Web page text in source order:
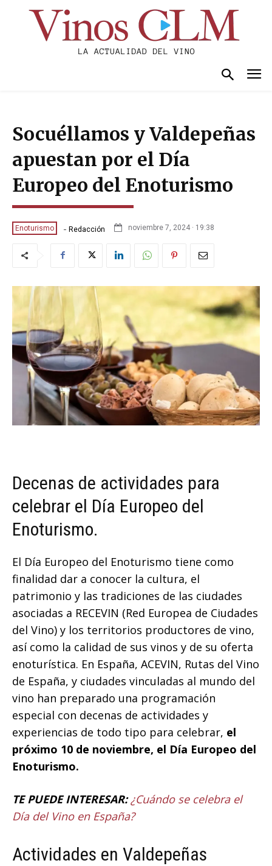
Socuéllamos y Valdepeñas
apuestan por el Día
Europeo del Enoturismo
Enoturismo - Redacción noviembre 7, 2024 · 19:38
Decenas de actividades para
celebrar el Día Europeo del
Enoturismo.
El Día Europeo del Enoturismo tiene como
finalidad dar a conocer la cultura, el
patrimonio y las tradiciones de las ciudades
asociadas a RECEVIN (Red Europea de Ciudades
del Vino) y los territorios productores de vino,
así como la calidad de sus vinos y de su oferta
enoturística. En España, ACEVIN, Rutas del Vino
de España, y ciudades vinculadas al mundo del
vino han preparado una programación
especial con decenas de actividades y
experiencias de todo tipo para celebrar, el
próximo 10 de noviembre, el Día Europeo del
Enoturismo.
TE PUEDE INTERESAR: ¿Cuándo se celebra el
Día del Vino en España?
Actividades en Valdepeñas